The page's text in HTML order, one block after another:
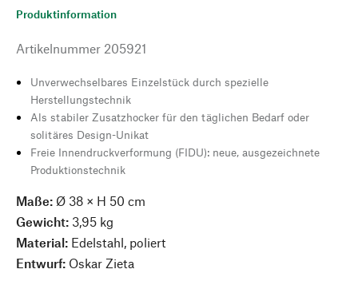
Produktinformation
Artikelnummer 205921
Unverwechselbares Einzelstück durch spezielle
Herstellungstechnik
Als stabiler Zusatzhocker für den täglichen Bedarf oder
solitäres Design-Unikat
Freie Innendruckverformung (FIDU): neue, ausgezeichnete
Produktionstechnik
Maße: Ø 38 × H 50 cm
Gewicht: 3,95 kg
Material: Edelstahl, poliert
Entwurf: Oskar Zieta